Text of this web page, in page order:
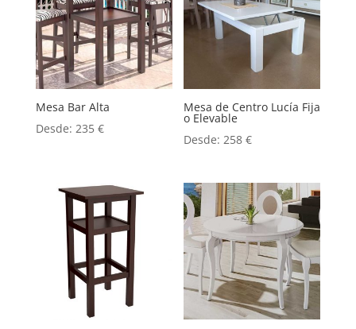
Mesa Bar Alta
Desde: 235 €
Mesa de Centro Lucía Fija
o Elevable
Desde:258€